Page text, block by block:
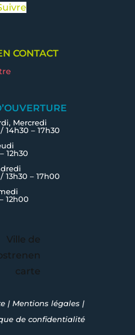
CONTACT
Mercredi
14h30 – 17h30
12h30
13h30 – 17h00
12h00
| Mentions légales |
de confidentialité